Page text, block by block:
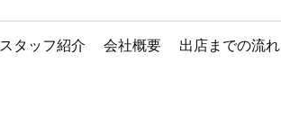
スタッフ紹介 会社概要 出店までの流れ